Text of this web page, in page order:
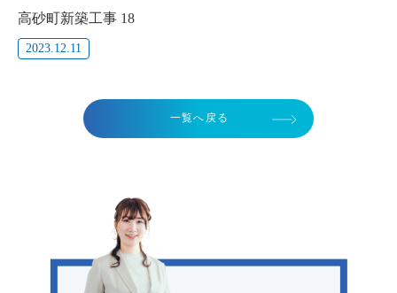
高砂町新築工事 18
2023.12.11
一覧へ戻る